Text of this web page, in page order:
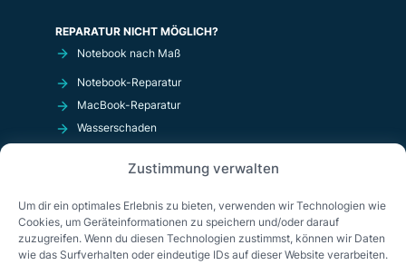
Zustimmung verwalten
Um dir ein optimales Erlebnis zu bieten, verwenden wir Technologien wie
Cookies, um Geräteinformationen zu speichern und/oder darauf
zuzugreifen. Wenn du diesen Technologien zustimmst, können wir Daten
wie das Surfverhalten oder eindeutige IDs auf dieser Website verarbeiten.
REPARATUR NICHT MÖGLICH?
Notebook nach Maß
Notebook-Reparatur
MacBook-Reparatur
Wasserschaden
OnlineShop